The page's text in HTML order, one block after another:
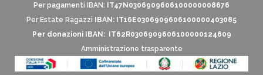
Per pagamenti IBAN: IT47N0306909606100000008676
Per Estate Ragazzi IBAN: IT16E0306909606100000403085
Per donazioni IBAN: IT62R0306909606100000124609
Amministrazione trasparente